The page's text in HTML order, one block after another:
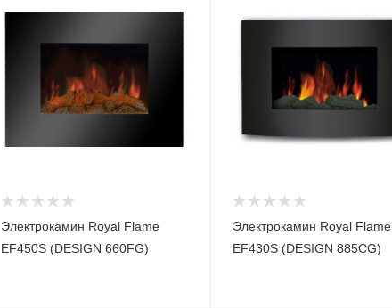
Электрокамин Royal Flame
EF450S (DESIGN 660FG)
Электрокамин Royal Flame
EF430S (DESIGN 885CG)